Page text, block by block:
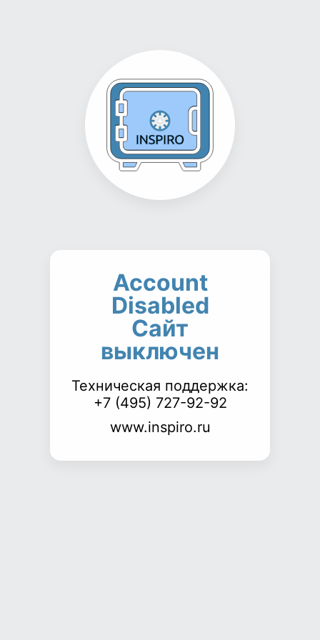
Account
Disabled
Сайт
выключен
Техническая поддержка:
+7 (495) 727-92-92
www.inspiro.ru